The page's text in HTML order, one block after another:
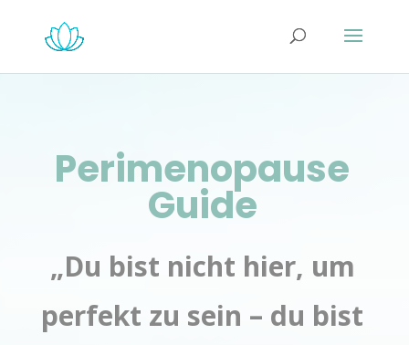
Perimenopause
Guide
„Du bist nicht hier, um
perfekt zu sein – du bist